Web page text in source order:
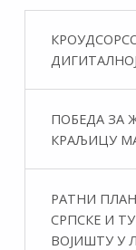
ПОБЕДА ЗА
КРАЉИЦУ
РАТНИ
СРПСКЕ И
ВОЈИШТУ У